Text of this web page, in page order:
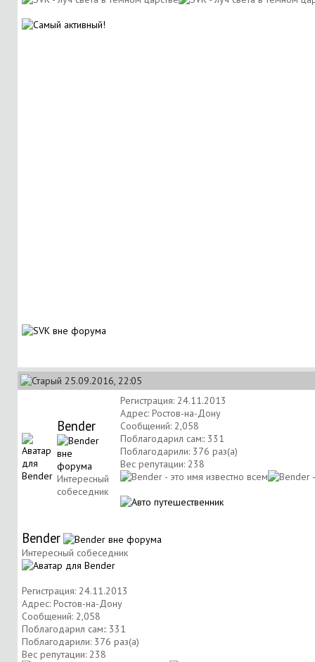
25.09.2016, 22:05
Bender
Интересный
собеседник
Регистрация: 24.11.2013
Адрес: Ростов-на-Дону
Сообщений: 2,058
Поблагодарил сам:: 331
Поблагодарили: 376 раз(а)
Вес репутации: 238
Bender
Интересный собеседник
Регистрация: 24.11.2013
Адрес: Ростов-на-Дону
Сообщений: 2,058
Поблагодарил сам:: 331
Поблагодарили: 376 раз(а)
Вес репутации: 238